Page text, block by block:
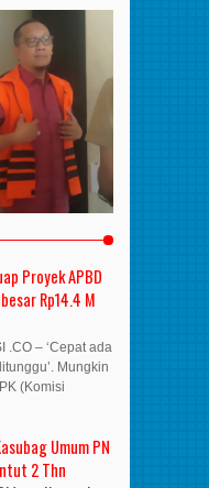
Proyek APBD
Rp14.4 M
.CO – ‘Cepat ada
Mungkin
(Komisi
Umum PN
2 Thn